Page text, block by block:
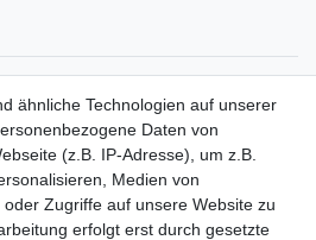
ähnliche Technologien auf unserer
Daten von
(z.B. IP-Adresse), um z.B.
Medien von
Zugriffe auf unsere Website zu
erfolgt erst durch gesetzte